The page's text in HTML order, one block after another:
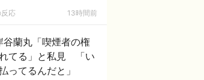
応 13時間前
谷蘭丸「喫煙者の権
てる」と私見 「い
ってるんだと」